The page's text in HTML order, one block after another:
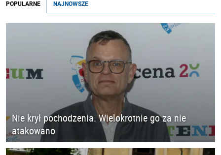
POPULARNE NAJNOWSZE
Nie krył pochodzenia. Wielokrotnie go za nie
atakowano